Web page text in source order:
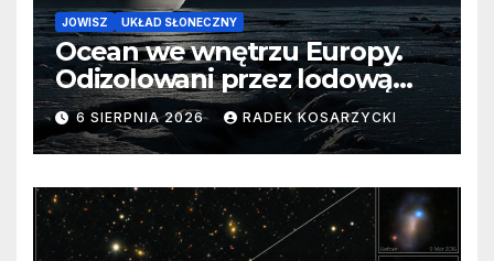
JOWISZ UKŁAD SŁONECZNY
Ocean we wnętrzu Europy.
Odizolowani przez lodową
barierę
6 SIERPNIA 2026 RADEK KOSARZYCKI